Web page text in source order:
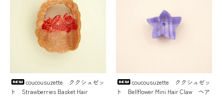
coucousuzette ククシュゼッ
ト Strawberries Basket Hair
coucousuzette ククシュゼッ
ト Bellflower Mini Hair Claw ヘア